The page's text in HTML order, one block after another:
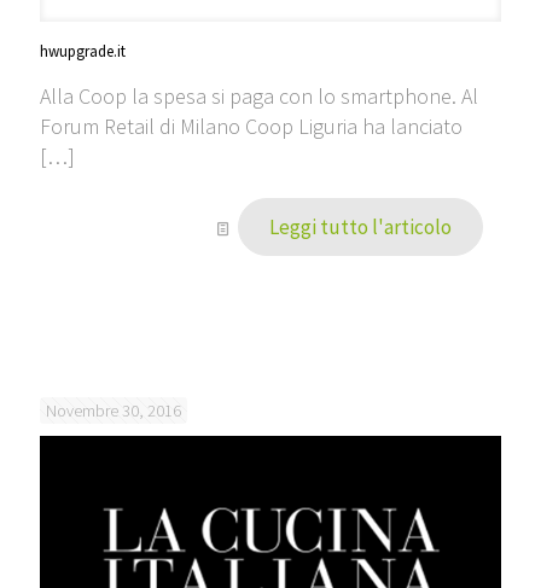
hwupgrade.it
Alla Coop la spesa si paga con lo smartphone. Al
Forum Retail di Milano Coop Liguria ha lanciato
[…]
Leggi tutto l'articolo
Novembre 30, 2016